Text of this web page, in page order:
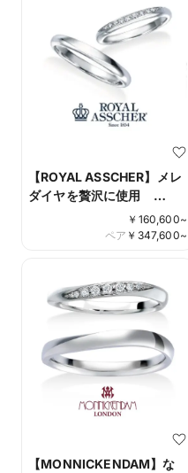
【ROYAL ASSCHER】メレ
ダイヤを贅沢に使用
WRB075 WRA065
￥ 160,600~
￥ 347,600~
ペア
【MONNICKENDAM】な